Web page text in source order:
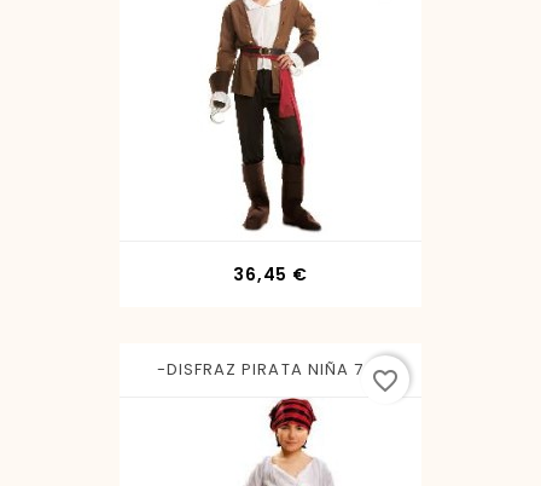
36,45 €
-DISFRAZ PIRATA NIÑA 7-9favorite_border